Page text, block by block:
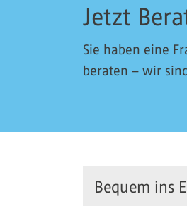
Jetzt
Sie haben eine
beraten – wir
Bequem ins